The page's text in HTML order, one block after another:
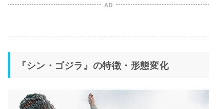
AD
『シン・ゴジラ』の特徴・形態変化